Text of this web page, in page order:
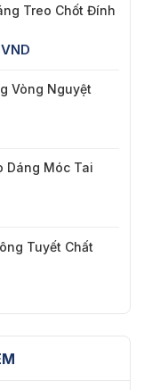
Treo Chốt Đính
VND
từ
Vòng Nguyệt
Dáng Móc Tai
Tuyết Chất